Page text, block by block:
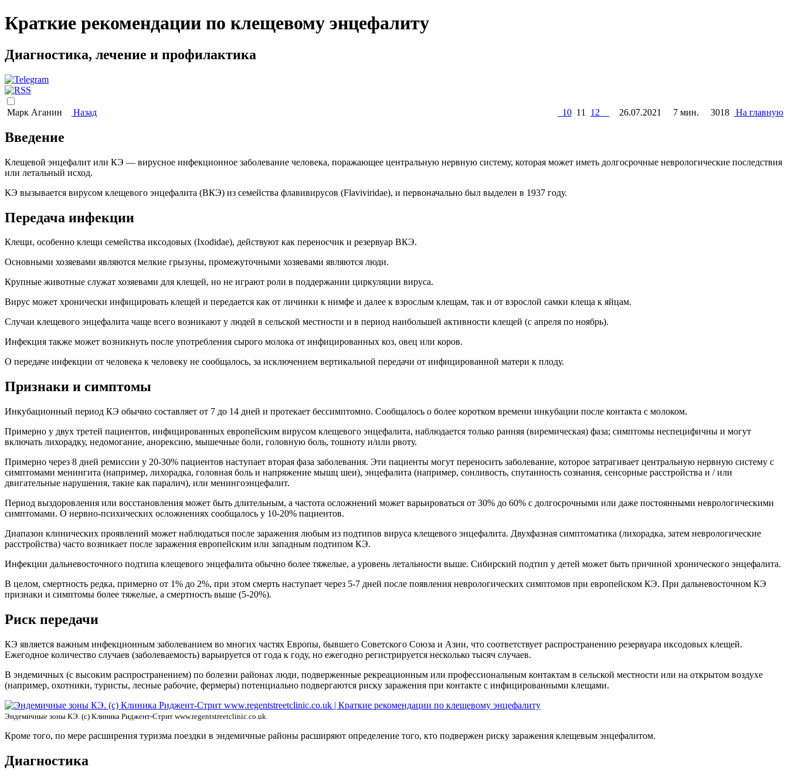
Краткие рекомендации по клещевому энцефалиту
Диагностика, лечение и профилактика
Марк Аганин Назад 10 11 12 26.07.2021 7 мин. 3018 На главную
Введение
Клещевой энцефалит или КЭ — вирусное инфекционное заболевание человека, поражающее центральную нервную систему, которая может иметь долгосрочные неврологические последствия
или летальный исход.
КЭ вызывается вирусом клещевого энцефалита (ВКЭ) из семейства флавивирусов (Flaviviridae), и первоначально был выделен в 1937 году.
Передача инфекции
Клещи, особенно клещи семейства иксодовых (Ixodidae), действуют как переносчик и резервуар ВКЭ.
Основными хозяевами являются мелкие грызуны, промежуточными хозяевами являются люди.
Крупные животные служат хозяевами для клещей, но не играют роли в поддержании циркуляции вируса.
Вирус может хронически инфицировать клещей и передается как от личинки к нимфе и далее к взрослым клещам, так и от взрослой самки клеща к яйцам.
Случаи клещевого энцефалита чаще всего возникают у людей в сельской местности и в период наибольшей активности клещей (с апреля по ноябрь).
Инфекция также может возникнуть после употребления сырого молока от инфицированных коз, овец или коров.
О передаче инфекции от человека к человеку не сообщалось, за исключением вертикальной передачи от инфицированной матери к плоду.
Признаки и симптомы
Инкубационный период КЭ обычно составляет от 7 до 14 дней и протекает бессимптомно. Сообщалось о более коротком времени инкубации после контакта с молоком.
Примерно у двух третей пациентов, инфицированных европейским вирусом клещевого энцефалита, наблюдается только ранняя (виремическая) фаза; симптомы неспецифичны и могут
включать лихорадку, недомогание, анорексию, мышечные боли, головную боль, тошноту и/или рвоту.
Примерно через 8 дней ремиссии у 20-30% пациентов наступает вторая фаза заболевания. Эти пациенты могут переносить заболевание, которое затрагивает центральную нервную систему с
симптомами менингита (например, лихорадка, головная боль и напряжение мышц шеи), энцефалита (например, сонливость, спутанность сознания, сенсорные расстройства и / или
двигательные нарушения, такие как паралич), или менингоэнцефалит.
Период выздоровления или восстановления может быть длительным, а частота осложнений может варьироваться от 30% до 60% с долгосрочными или даже постоянными неврологическими
симптомами. О нервно-психических осложнениях сообщалось у 10-20% пациентов.
Диапазон клинических проявлений может наблюдаться после заражения любым из подтипов вируса клещевого энцефалита. Двухфазная симптоматика (лихорадка, затем неврологические
расстройства) часто возникает после заражения европейским или западным подтипом КЭ.
Инфекции дальневосточного подтипа клещевого энцефалита обычно более тяжелые, а уровень летальности выше. Сибирский подтип у детей может быть причиной хронического энцефалита.
В целом, смертность редка, примерно от 1% до 2%, при этом смерть наступает через 5-7 дней после появления неврологических симптомов при европейском КЭ. При дальневосточном КЭ
признаки и симптомы более тяжелые, а смертность выше (5-20%).
Риск передачи
КЭ является важным инфекционным заболеванием во многих частях Европы, бывшего Советского Союза и Азии, что соответствует распространению резервуара иксодовых клещей.
Ежегодное количество случаев (заболеваемость) варьируется от года к году, но ежегодно регистрируется несколько тысяч случаев.
В эндемичных (с высоким распространением) по болезни районах люди, подверженные рекреационным или профессиональным контактам в сельской местности или на открытом воздухе
(например, охотники, туристы, лесные рабочие, фермеры) потенциально подвергаются риску заражения при контакте с инфицированными клещами.
Эндемичные зоны КЭ. (с) Клиника Риджент-Стрит www.regentstreetclinic.co.uk
Кроме того, по мере расширения туризма поездки в эндемичные районы расширяют определение того, кто подвержен риску заражения клещевым энцефалитом.
Диагностика